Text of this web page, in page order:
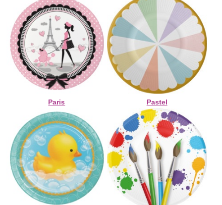
Paris Pastel